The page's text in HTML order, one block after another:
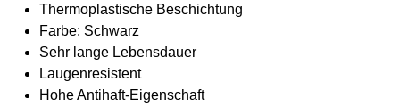
Thermoplastische Beschichtung
Farbe: Schwarz
Sehr lange Lebensdauer
Laugenresistent
Hohe Antihaft-Eigenschaft